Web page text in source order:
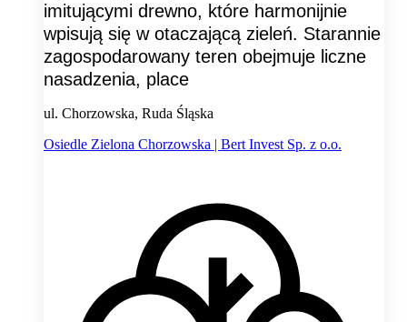
imitującymi drewno, które harmonijnie
wpisują się w otaczającą zieleń. Starannie
zagospodarowany teren obejmuje liczne
nasadzenia, place
ul. Chorzowska, Ruda Śląska
Osiedle Zielona Chorzowska | Bert Invest Sp. z o.o.